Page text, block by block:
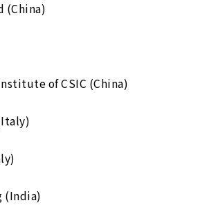
(China)
of CSIC (China)
(India)